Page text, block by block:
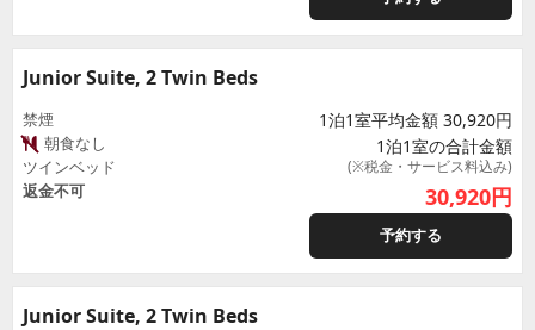
Junior Suite, 2 Twin Beds
禁煙
朝食なし
ツインベッド
返金不可
1泊1室平均金額 30,920円
1泊1室の合計金額
(※税金・サービス料込み)
30,920円
予約する
Junior Suite, 2 Twin Beds